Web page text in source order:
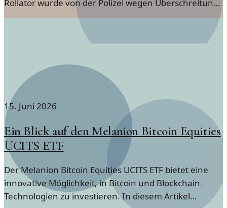
Rollator wurde von der Polizei wegen Überschreitung
der Geschwindigkeit erfasst.
15. Juni 2026
Ein Blick auf den Melanion Bitcoin Equities
UCITS ETF
Der Melanion Bitcoin Equities UCITS ETF bietet eine
innovative Möglichkeit, in Bitcoin und Blockchain-
Technologien zu investieren. In diesem Artikel